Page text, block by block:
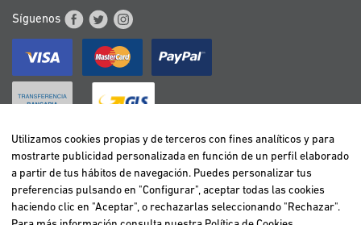
Síguenos
BELGIË / BELGIQUE
DEUTSCHLAND
ESPAÑA
Utilizamos cookies propias y de terceros con fines analíticos y para
mostrarte publicidad personalizada en función de un perfil elaborado
a partir de tus hábitos de navegación. Puedes personalizar tus
preferencias pulsando en "Configurar", aceptar todas las cookies
haciendo clic en "Aceptar", o rechazarlas seleccionando "Rechazar".